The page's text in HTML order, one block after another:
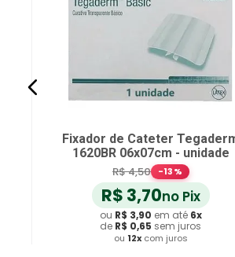
Fixador de Cateter
1620BR 06x07cm - unidade
R$4,50 -13%
R$ 3,70no Pix
ou R$ 3,90 em até 6x
de R$ 0,65 sem juros
ou 12x com juros